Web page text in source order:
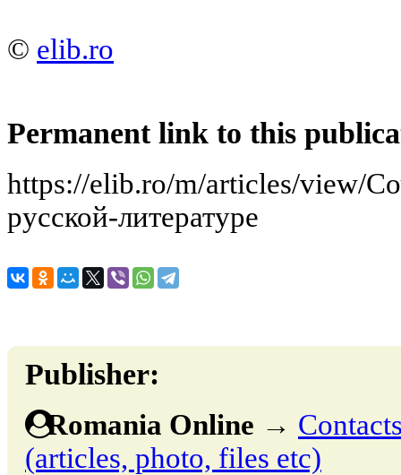
© elib.ro
Permanent link to this
https://elib.ro/m/articles/view/
русской-литературе
Publisher:
Romania Online →
(articles, photo, files etc)